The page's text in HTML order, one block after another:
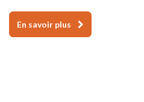
En savoir plus